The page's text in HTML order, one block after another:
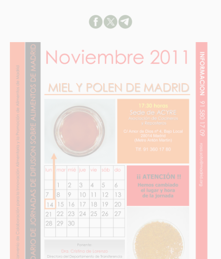
INFORMACION SOBRE LA PROTECCIÓN DE TUS DATOS
Finalidad:
Legitimación:
Destinatarios:
Derechos:
Información adicional
link